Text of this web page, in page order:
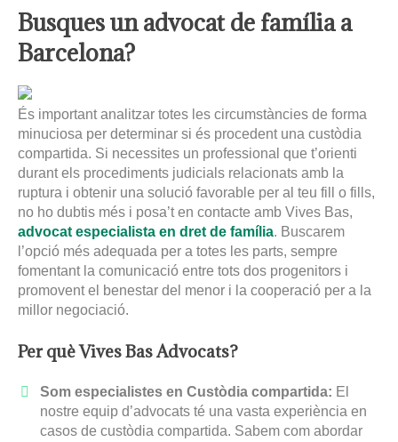
Busques un advocat de família a
Barcelona?
És important analitzar totes les circumstàncies de forma
minuciosa per determinar si és procedent una custòdia
compartida. Si necessites un professional que t’orienti
durant els procediments judicials relacionats amb la
ruptura i obtenir una solució favorable per al teu fill o fills,
no ho dubtis més i posa’t en contacte amb Vives Bas,
advocat especialista en dret de família. Buscarem
l’opció més adequada per a totes les parts, sempre
fomentant la comunicació entre tots dos progenitors i
promovent el benestar del menor i la cooperació per a la
millor negociació.
Per què Vives Bas Advocats?
Som especialistes en Custòdia compartida: El
nostre equip d’advocats té una vasta experiència en
casos de custòdia compartida. Sabem com abordar